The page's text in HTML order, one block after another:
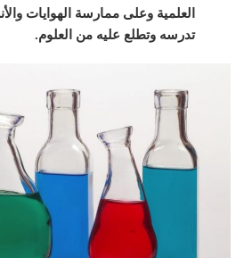
العلمية وعلى ممارسة الهوايات
تدرسه وتطلع عليه من العلوم.